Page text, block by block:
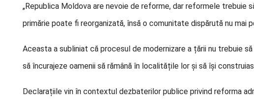
„Republica Moldova are nevoie de reforme, dar reformele trebuie
primărie poate fi reorganizată, însă o comunitate dispărută nu mai
Aceasta a subliniat că procesul de modernizare a țării nu trebuie
să încurajeze oamenii să rămână în localitățile lor și să își
Declarațiile vin în contextul dezbaterilor publice privind reforma